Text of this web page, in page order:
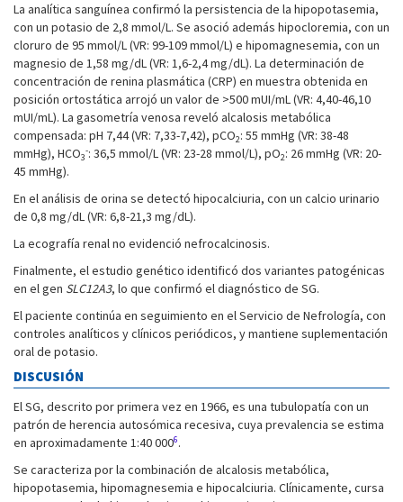
La analítica sanguínea confirmó la persistencia de la hipopotasemia,
con un potasio de 2,8 mmol/L. Se asoció además hipocloremia, con un
cloruro de 95 mmol/L (VR: 99-109 mmol/L) e hipomagnesemia, con un
magnesio de 1,58 mg/dL (VR: 1,6-2,4 mg/dL). La determinación de
concentración de renina plasmática (CRP) en muestra obtenida en
posición ortostática arrojó un valor de >500 mUI/mL (VR: 4,40-46,10
mUI/mL). La gasometría venosa reveló alcalosis metabólica
compensada: pH 7,44 (VR: 7,33-7,42), pCO2: 55 mmHg (VR: 38-48
mmHg), HCO3
-: 36,5 mmol/L (VR: 23-28 mmol/L), pO2: 26 mmHg (VR: 20-
45 mmHg).
En el análisis de orina se detectó hipocalciuria, con un calcio urinario
de 0,8 mg/dL (VR: 6,8-21,3 mg/dL).
La ecografía renal no evidenció nefrocalcinosis.
Finalmente, el estudio genético identificó dos variantes patogénicas
en el gen SLC12A3, lo que confirmó el diagnóstico de SG.
El paciente continúa en seguimiento en el Servicio de Nefrología, con
controles analíticos y clínicos periódicos, y mantiene suplementación
oral de potasio.
DISCUSIÓN
El SG, descrito por primera vez en 1966, es una tubulopatía con un
patrón de herencia autosómica recesiva, cuya prevalencia se estima
en aproximadamente 1:40 0006.
Se caracteriza por la combinación de alcalosis metabólica,
hipopotasemia, hipomagnesemia e hipocalciuria. Clínicamente, cursa